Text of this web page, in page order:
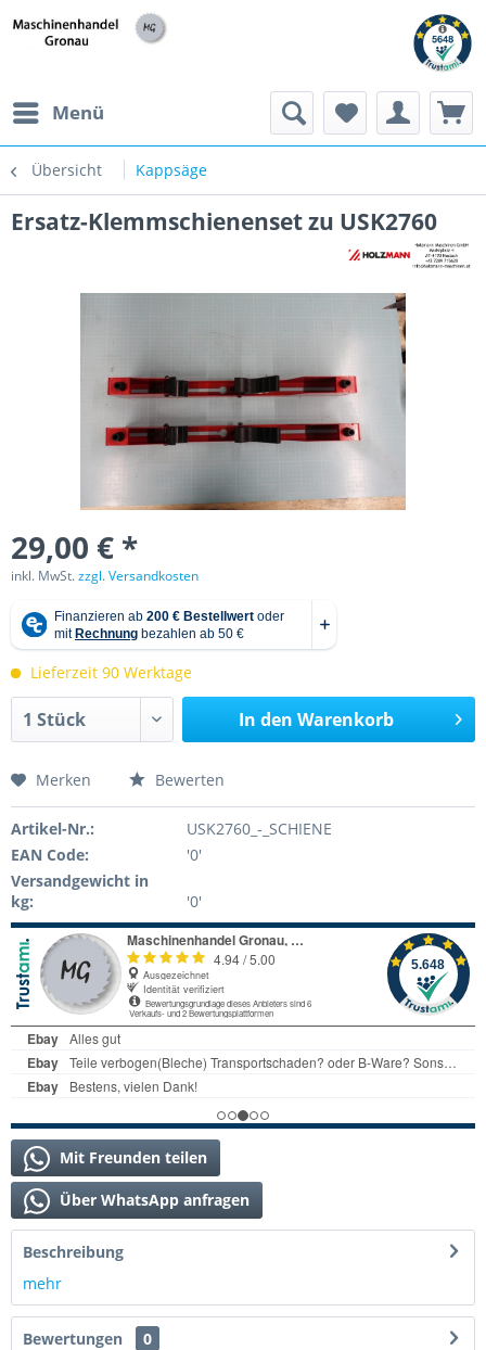
Menü
Übersicht Kappsäge
Ersatz-Klemmschienenset zu USK2760
29,00 € *
inkl. MwSt.zzgl. Versandkosten
Lieferzeit 90 Werktage
In den Warenkorb
Merken Bewerten
Artikel-Nr.:
USK2760_-_SCHIENE
EAN Code:
'0'
Versandgewicht in
kg:
'0'
Mit Freunden teilen
Über WhatsApp anfragen
Beschreibung
mehr
Bewertungen
0